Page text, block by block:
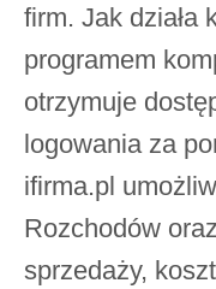
firm. Jak działa
programem
otrzymuje
logowania za
ifirma.pl
Rozchodów
sprzedaży,